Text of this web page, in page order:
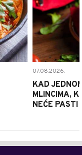
07.08.2026.
KAD
MLINCIMA,
NEĆE PASTI